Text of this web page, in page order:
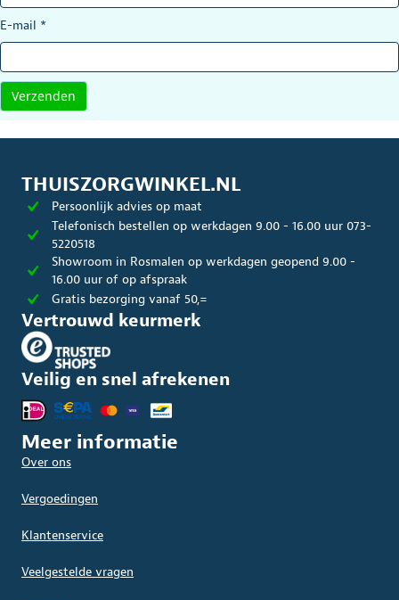
E-mail *
THUISZORGWINKEL.NL
Persoonlijk advies op maat
Telefonisch bestellen op werkdagen 9.00 - 16.00 uur 073-
5220518
Showroom in Rosmalen op werkdagen geopend 9.00 -
16.00 uur of op afspraak
Gratis bezorging vanaf 50,=
Vertrouwd keurmerk
Veilig en snel afrekenen
Meer informatie
Over ons
Vergoedingen
Klantenservice
Veelgestelde vragen